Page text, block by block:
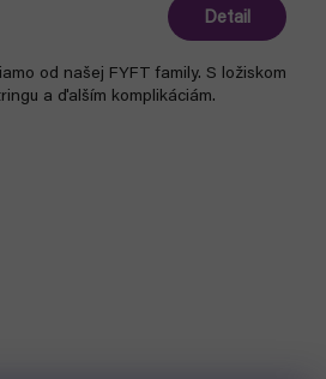
Detail
od našej FYFT family. S ložiskom
a ďalším komplikáciám.